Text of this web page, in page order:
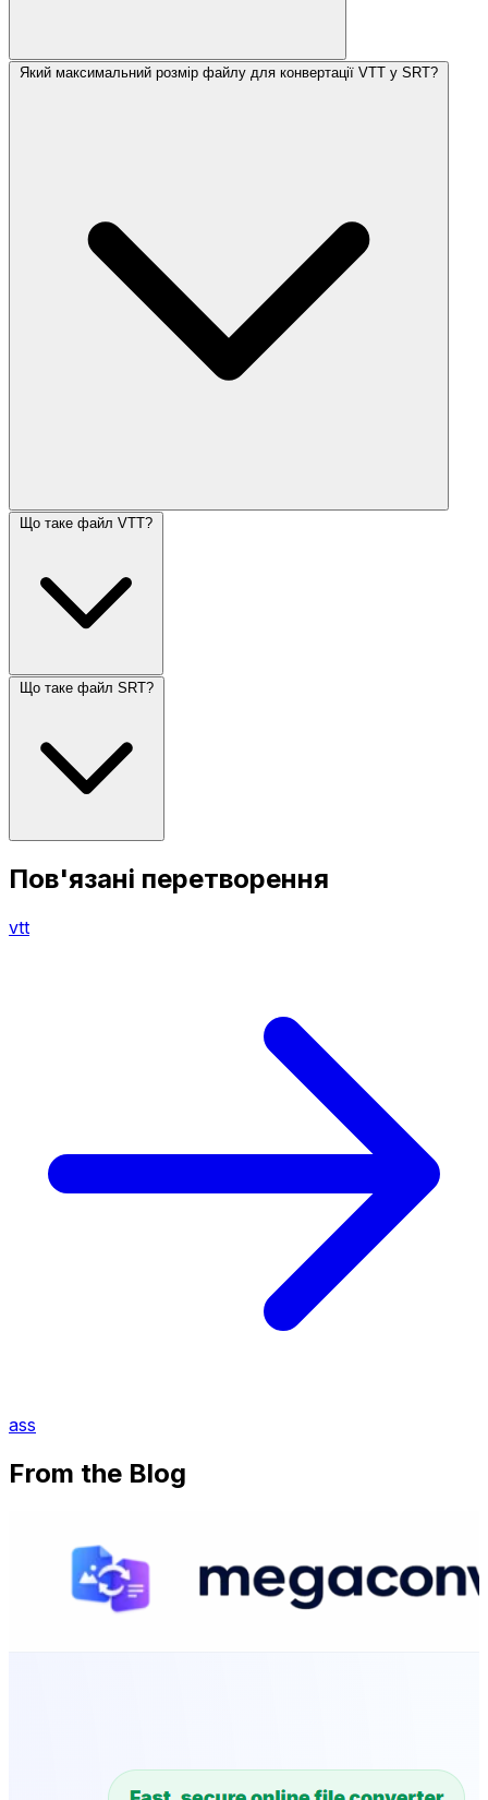
Який максимальний розмір файлу для конвертації VTT у SRT?
Що таке файл VTT?
Що таке файл SRT?
Пов'язані перетворення
vtt
ass
From the Blog